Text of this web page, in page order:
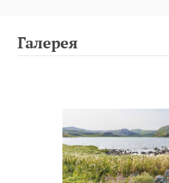
Галерея